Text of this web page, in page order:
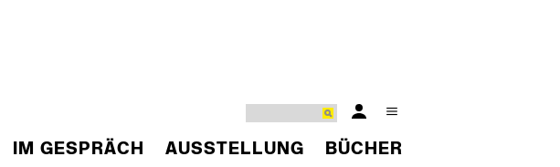
IM GESPRÄCH AUSSTELLUNG BÜCHER